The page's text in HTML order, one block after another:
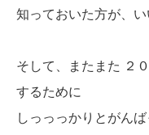
知っておいた方が、い
そして、またまた ２
するために
しっっっかりとがん